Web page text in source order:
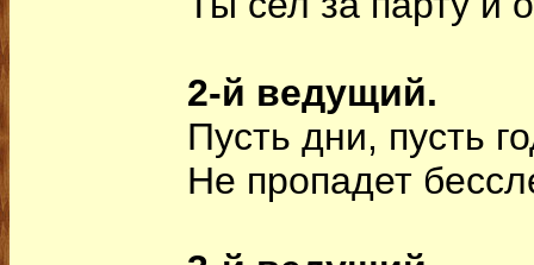
2-й ведущий.
Пусть дни, пусть
Не пропадет